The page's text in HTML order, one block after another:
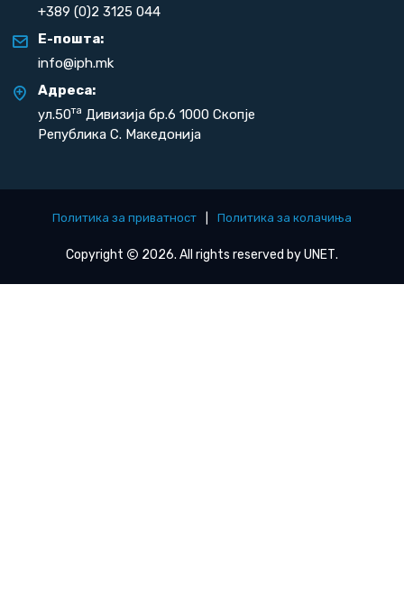
+389 (0)2 3125 044
Е-пошта:
info@iph.mk
Адреса:
ул.50та Дивизија бр.6 1000 Скопје
Република С. Македонија
Политика за приватност Политика за колачиња
Copyright 2026. All rights reserved byUNET.